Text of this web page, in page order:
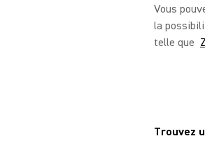
Vous
la
telle que
Trouvez